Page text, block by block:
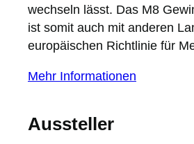
wechseln lässt. Das M8
ist somit auch mit anderen
europäischen Richtlinie für
Mehr Informationen
Aussteller